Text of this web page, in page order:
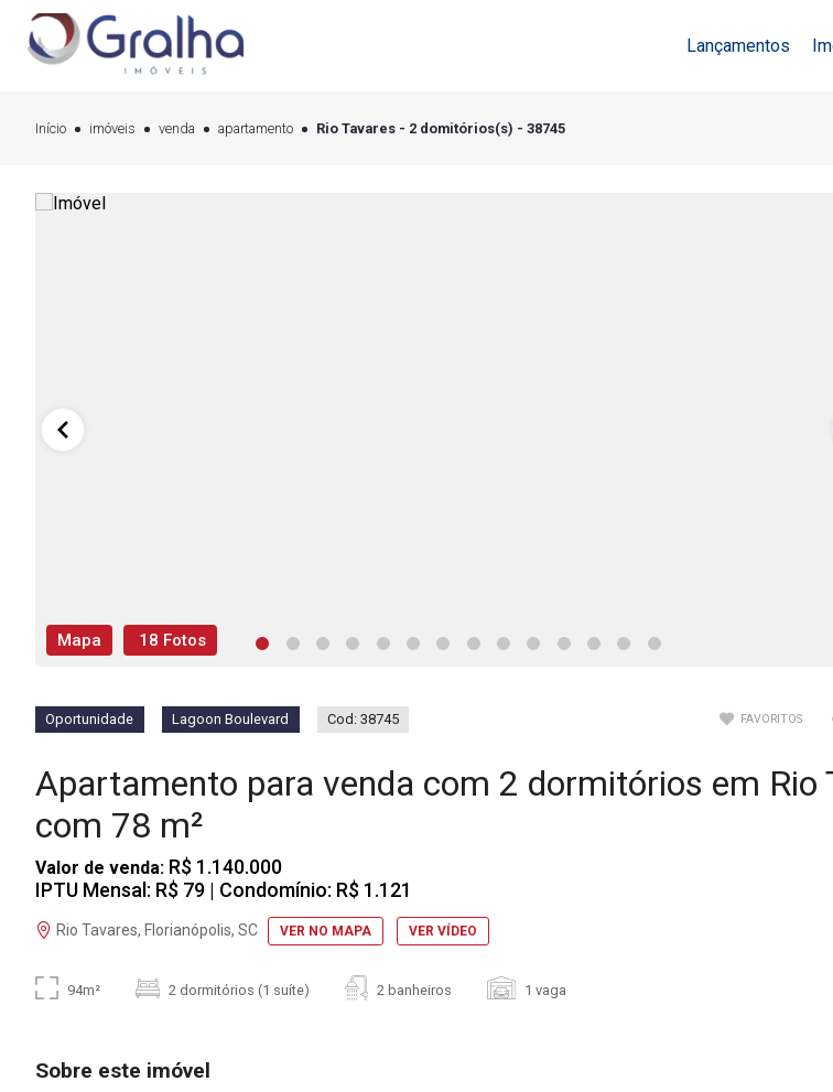
Lançamentos
Início imóveis venda apartamento Rio Tavares - 2 domitórios(s) - 38745
Mapa 18 Fotos
Oportunidade Lagoon Boulevard Cod: 38745 FAVORITOS
Apartamento para venda com 2 dormitórios em Rio
com 78 m²
Valor de venda: R$ 1.140.000
IPTU Mensal: R$ 79 | Condomínio: R$ 1.121
Rio Tavares, Florianópolis, SC VER NO MAPA VER VÍDEO
94m² 2 dormitórios (1 suíte) 2 banheiros 1 vaga
Sobre este imóvel